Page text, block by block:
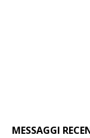
MESSAGGI